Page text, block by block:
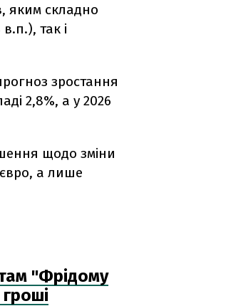
яким складно
так і
зростання
2,8%, а у 2026
щодо зміни
а лише
"Фрідому